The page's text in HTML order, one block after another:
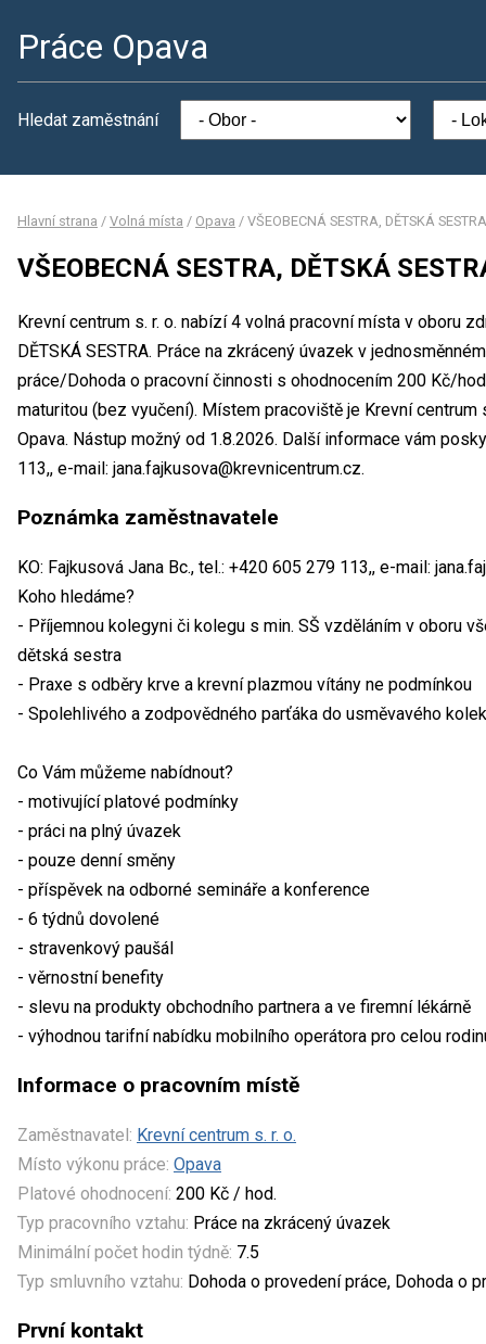
Práce Opava
Hledat zaměstnání
Hlavní strana / Volná místa / Opava / VŠEOBECNÁ SESTRA, DĚTSKÁ SESTRA
VŠEOBECNÁ SESTRA, DĚTSKÁ
Krevní centrum s. r. o. nabízí 4 volná pracovní místa v oboru
DĚTSKÁ SESTRA. Práce na zkrácený úvazek v
práce/Dohoda o pracovní činnosti s ohodnocením 200 Kč/
maturitou (bez vyučení). Místem pracoviště je Krevní centrum
Opava. Nástup možný od 1.8.2026. Další informace vám
113,, e-mail: jana.fajkusova@krevnicentrum.cz.
Poznámka zaměstnavatele
KO: Fajkusová Jana Bc., tel.: +420 605 279 113,, e-mail:
Koho hledáme?
- Příjemnou kolegyni či kolegu s min. SŠ vzděláním v oboru
dětská sestra
- Praxe s odběry krve a krevní plazmou vítány ne podmínkou
- Spolehlivého a zodpovědného parťáka do usměvavého
Co Vám můžeme nabídnout?
- motivující platové podmínky
- práci na plný úvazek
- pouze denní směny
- příspěvek na odborné semináře a konference
- 6 týdnů dovolené
- stravenkový paušál
- věrnostní benefity
- slevu na produkty obchodního partnera a ve firemní lékárně
- výhodnou tarifní nabídku mobilního operátora pro celou
Informace o pracovním místě
Zaměstnavatel: Krevní centrum s. r. o.
Místo výkonu práce: Opava
Platové ohodnocení: 200 Kč / hod.
Typ pracovního vztahu: Práce na zkrácený úvazek
Minimální počet hodin týdně: 7.5
Typ smluvního vztahu: Dohoda o provedení práce, Dohoda o
První kontakt